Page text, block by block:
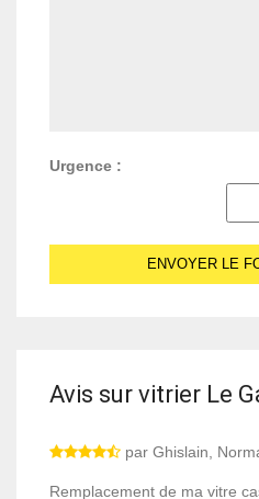
Urgence :
Avis sur vitrier Le
par Ghislain,
Remplacement de ma vitre